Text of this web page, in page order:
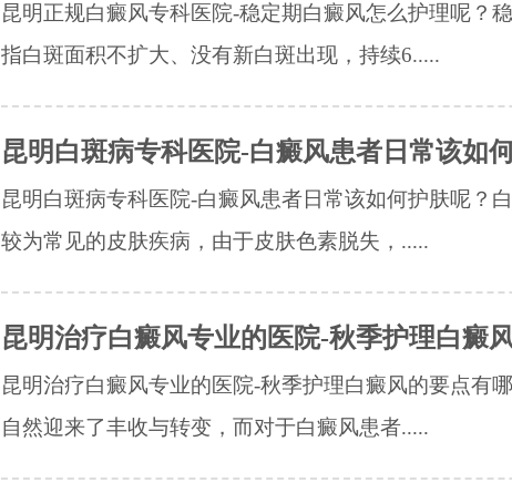
昆明正规白癜风专科医院-稳定期白癜风怎么护理呢？
指白斑面积不扩大、没有新白斑出现，持续6.....
昆明白斑病专科医院-白癜风患者日常该如
昆明白斑病专科医院-白癜风患者日常该如何护肤呢？
较为常见的皮肤疾病，由于皮肤色素脱失，.....
昆明治疗白癜风专业的医院-秋季护理白癜
昆明治疗白癜风专业的医院-秋季护理白癜风的要点有
自然迎来了丰收与转变，而对于白癜风患者.....